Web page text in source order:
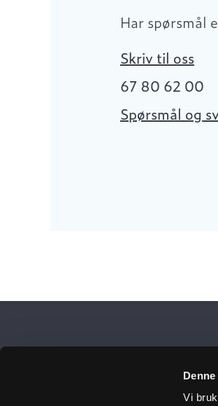
Vi
Har spørsmål
Skriv til oss
67 80 62 00
Spørsmål og